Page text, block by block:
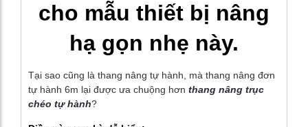
cho mẫu thiết bị nâng
hạ gọn nhẹ này.
Tại sao cũng là thang nâng tự hành, mà thang nâng đơn
tự hành 6m lại được ưa chuộng hơn thang nâng trục
chéo tự hành?